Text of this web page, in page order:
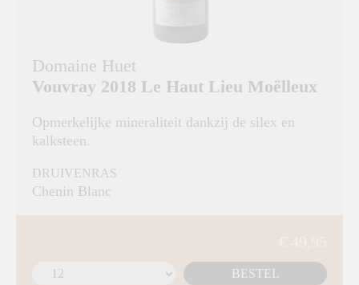
Domaine Huet
Vouvray 2018 Le Haut Lieu Moëlleux
Opmerkelijke mineraliteit dankzij de silex en
kalksteen.
DRUIVENRAS
Chenin Blanc
BESTEL